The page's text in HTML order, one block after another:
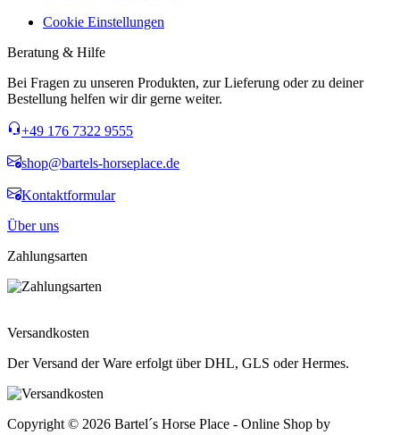
Cookie Einstellungen
Beratung & Hilfe
Bei Fragen zu unseren Produkten, zur Lieferung oder zu deiner
Bestellung helfen wir dir gerne weiter.
+49 176 7322 9555
shop@bartels-horseplace.de
Kontaktformular
Über uns
Zahlungsarten
Versandkosten
Der Versand der Ware erfolgt über DHL, GLS oder Hermes.
Copyright © 2026 Bartel´s Horse Place - Online Shop by